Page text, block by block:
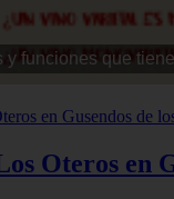
y funciones que tiene
Oteros en